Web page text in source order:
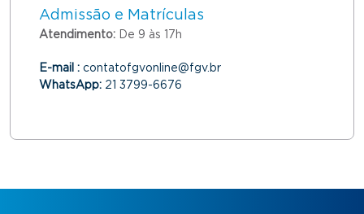
Admissão e Matrículas
Atendimento: De 9 às 17h
E-mail : contatofgvonline@fgv.br
WhatsApp: 21 3799-6676